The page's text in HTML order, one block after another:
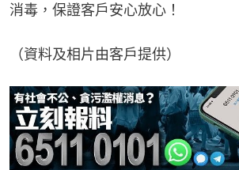
消毒，保證客戶安心放心！
（資料及相片由客戶提供）